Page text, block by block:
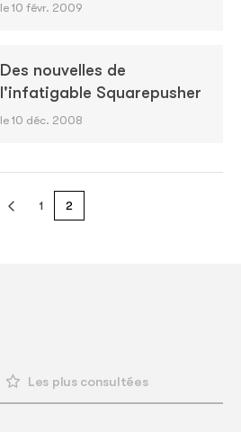
le 10 févr. 2009
Des nouvelles de
l'infatigable Squarepusher
le 10 déc. 2008
1 2
Les plus consultées